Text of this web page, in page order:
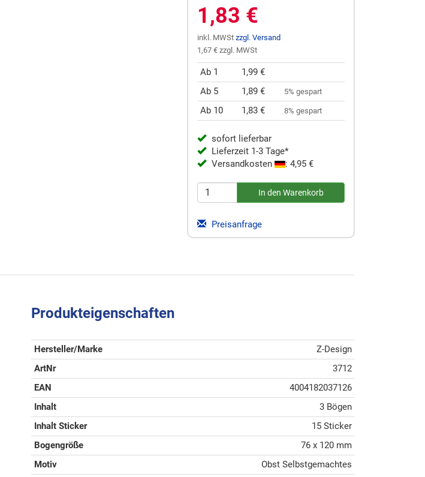
1,83 €
inkl. MWSt zzgl. Versand
1,67 € zzgl. MWSt
Ab 1
1,99 €
Ab 5
1,89 € 5% gespart
Ab 10 1,83 € 8% gespart
sofort lieferbar
Lieferzeit 1-3 Tage*
Versandkosten
: 4,95 €
Preisanfrage
Produkteigenschaften
Hersteller/Marke
Z-Design
ArtNr
3712
EAN
4004182037126
Inhalt
3 Bögen
Inhalt Sticker
15 Sticker
Bogengröße
76 x 120 mm
Motiv
Obst Selbstgemachtes